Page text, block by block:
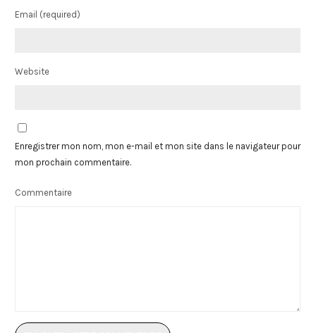
Email (required)
Website
Enregistrer mon nom, mon e-mail et mon site dans le navigateur pour
mon prochain commentaire.
Commentaire